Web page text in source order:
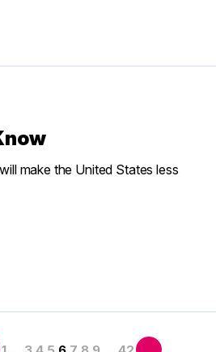
make the United States less